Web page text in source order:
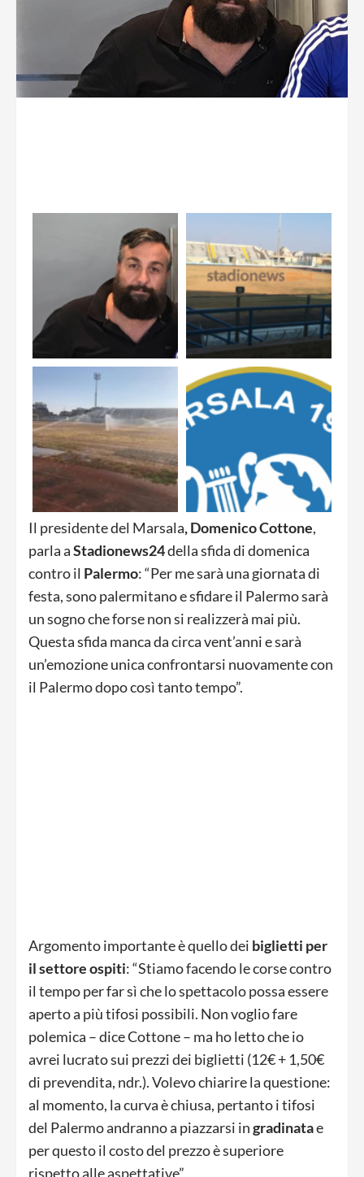
Il presidente del Marsala, DomenicoCottone,
parla aStadionews24della sfida di domenica
contro il Palermo: “Per me sarà una giornata di
festa, sono palermitano e sfidare il Palermo sarà
un sogno che forse non si realizzerà mai più.
Questa sfida manca da circa vent’anni e sarà
un’emozione unica confrontarsi nuovamente con
il Palermo dopo così tanto tempo”.
Argomento importante è quello dei biglietti per
il settore ospiti: “Stiamo facendo le corse contro
il tempo per far sì che lo spettacolo possa essere
aperto a più tifosi possibili. Non voglio fare
polemica – dice Cottone – ma ho letto che io
avrei lucrato sui prezzi dei biglietti (12€ + 1,50€
di prevendita, ndr.). Volevo chiarire la questione:
al momento, la curva è chiusa, pertanto i tifosi
del Palermo andranno a piazzarsi ingradinatae
per questo il costo del prezzo è superiore
rispetto alle aspettative”.